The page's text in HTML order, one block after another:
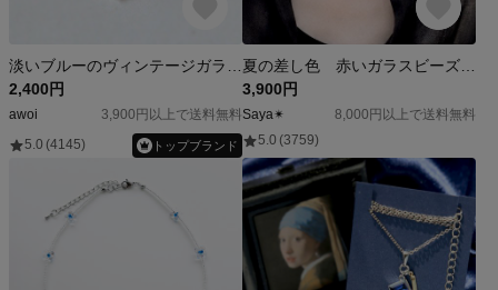
2,400円
awoi
3,900円以上で送料無料
5.0 (4145) トップブランド
3,900円
Saya✴︎
8,000円以上で送料無料
5.0 (3759)